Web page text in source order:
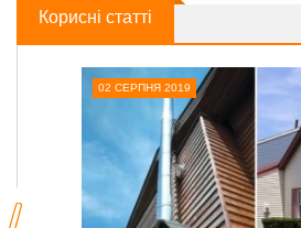
Корисні статті
02 СЕРПНЯ 2019